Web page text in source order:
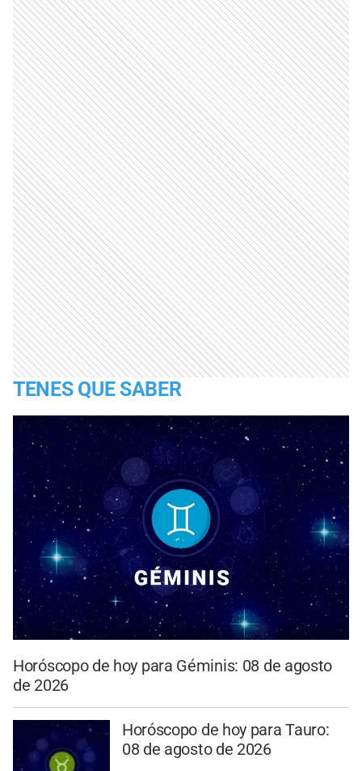
TENES QUE SABER
Horóscopo de hoy para Géminis: 08 de agosto
de 2026
Horóscopo de hoy para Tauro:
08 de agosto de 2026